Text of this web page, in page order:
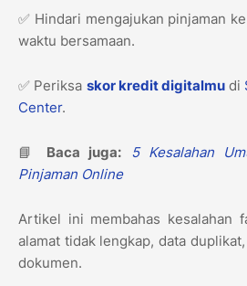
✅ Hindari mengajukan pinjaman
waktu bersamaan.
✅ Periksa skor kredit digitalmu di
Center.
📘 Baca juga:
5 Kesalahan
Pinjaman Online
Artikel ini membahas kesalahan
alamat tidak lengkap, data
dokumen.